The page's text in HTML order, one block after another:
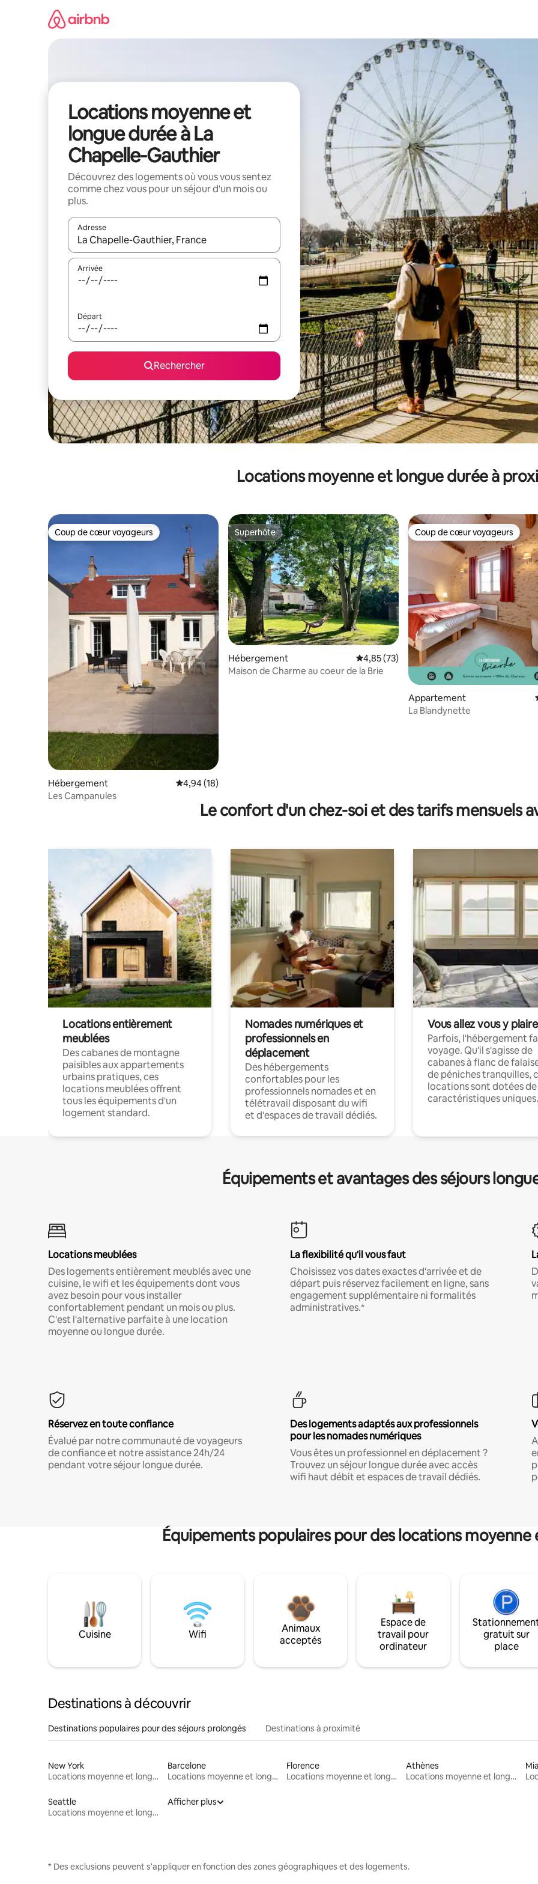
Locations moyenne et
longue durée à La
Chapelle-Gauthier
Découvrez des logements où vous vous sentez
comme chez vous pour un séjour d'un mois ou
plus.
Adresse
Lorsque les résultats s'affichent, utilisez les flèches vers le haut et vers le bas pour les parcourir ou en appuyant et en
Arrivée
Départ
Rechercher
Locations moyenne et longue durée à
Coup de cœur voyageurs
Coup de cœur voyageurs
Hébergement Évaluation moyenne sur la base de 18 commentaires : 4,94 sur 5
4,94 (18)
Les Campanules
Superhôte
Superhôte
Hébergement Évaluation moyenne sur la base de 73
4,85 (73)
Maison de Charme au coeur de la Brie
Coup de cœur voyageurs
Coup de cœur voyageurs
Appartement
La Blandynette
Le confort d'un chez-soi et des tarifs mensuels
Locations entièrement
meublées
Des cabanes de montagne
paisibles aux appartements
urbains pratiques, ces
locations meublées offrent
tous les équipements d'un
logement standard.
Nomades numériques et
professionnels en
déplacement
Des hébergements
confortables pour les
professionnels nomades et en
télétravail disposant du wifi
et d'espaces de travail dédiés.
Vous allez vous y plaire
Parfois, l'hébergement
voyage. Qu'il s'agisse de
cabanes à flanc de
de péniches tranquilles,
locations sont dotées de
caractéristiques uniques.
Équipements et avantages des séjours
Locations meublées
Des logements entièrement meublés avec une
cuisine, le wifi et les équipements dont vous
avez besoin pour vous installer
confortablement pendant un mois ou plus.
C'est l'alternative parfaite à une location
moyenne ou longue durée.
La flexibilité qu'il vous faut
Choisissez vos dates exactes d'arrivée et de
départ puis réservez facilement en ligne, sans
engagement supplémentaire ni formalités
administratives.*
Réservez en toute confiance
Évalué par notre communauté de voyageurs
de confiance et notre assistance 24h/24
pendant votre séjour longue durée.
Des logements adaptés aux professionnels
pour les nomades numériques
Vous êtes un professionnel en déplacement ?
Trouvez un séjour longue durée avec accès
wifi haut débit et espaces de travail dédiés.
Équipements populaires pour des locations
Cuisine Wifi
Animaux
acceptés
Espace de
travail pour
ordinateur
gratuit sur
place
Destinations à découvrir
Destinations populaires pour des séjours prolongés Destinations à proximité
New York
Locations moyenne et longue durée
Barcelone
Locations moyenne et longue durée
Florence
Locations moyenne et longue durée
Athènes
Locations moyenne et longue durée
Seattle
Locations moyenne et longue durée
Afficher plus
* Des exclusions peuvent s'appliquer en fonction des zones géographiques et des logements.